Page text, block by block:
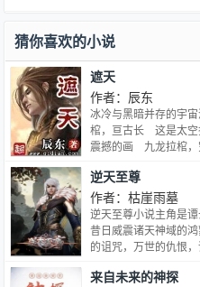
猜你喜欢的小说
遮天
作者：辰东
冰冷与黑暗并存的宇
棺，亘古长 这是太空
震撼的画 九龙拉棺，
腾，激情若瀚海汹涌
指遮
逆天至尊
作者：枯崖雨墓
逆天至尊小说主角是
昔日威震诸天神域的
的诅咒，万世的仇恨
我至尊！逆天至尊全文
来自未来的神探